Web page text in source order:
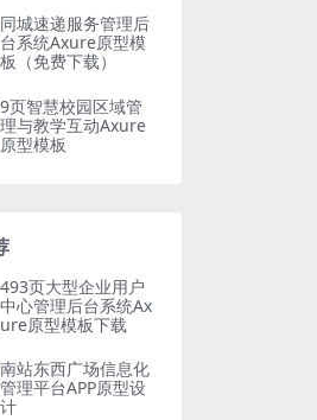
同城速递服务管理后
台系统Axure原型模
板（免费下载）
9页智慧校园区域管
理与教学互动Axure
原型模板
493页大型企业用户
中心管理后台系统Ax
ure原型模板下载
南站东西广场信息化
管理平台APP原型设
计